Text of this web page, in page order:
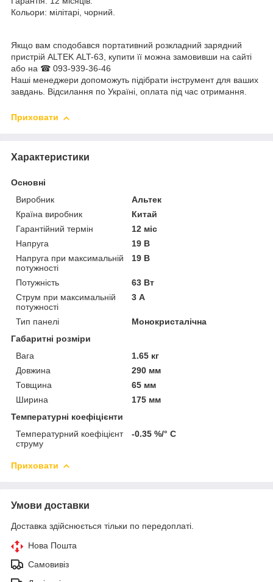
Кольори: мілітарі, чорний.
Якщо вам сподобався портативний розкладний зарядний
пристрій ALTEK ALT-63, купити її можна замовивши на сайті
або на ☎ 093-939-36-46
Наші менеджери допоможуть підібрати інструмент для ваших
завдань. Відсилання по Україні, оплата під час отримання.
Приховати
Характеристики
Основні
Виробник
Альтек
Країна виробник
Китай
Гарантійний термін
12 міс
Напруга
19 В
Напруга при максимальній
потужності
19 В
Потужність
63 Вт
Струм при максимальній
потужності
3 А
Тип панелі
Монокристалічна
Габаритні розміри
Вага
1.65 кг
Довжина
290 мм
Товщина
65 мм
Ширина
175 мм
Температурні коефіцієнти
Температурний коефіцієнт
струму
-0.35 %/° С
Приховати
Умови доставки
Доставка здійснюється тільки по передоплаті.
Нова Пошта
Самовивіз